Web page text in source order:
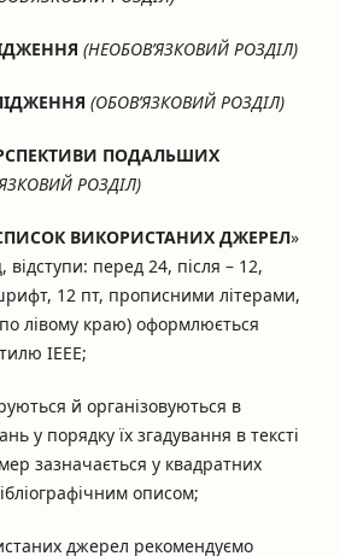
(НЕОБОВ’ЯЗКОВИЙ РОЗДІЛ)
(ОБОВ’ЯЗКОВИЙ РОЗДІЛ)
ПОДАЛЬШИХ
РОЗДІЛ)
ВИКОРИСТАНИХ ДЖЕРЕЛ»
перед 24, після – 12,
12 пт, прописними літерами,
лівому краю) оформлюється
IEEE;
й організовуються в
у порядку їх згадування в тексті
зазначається у квадратних
описом;
джерел рекомендуємо